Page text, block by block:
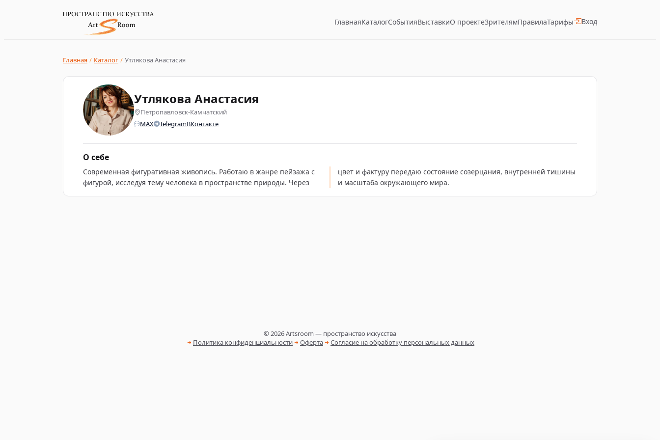
ГлавнаяКаталогСобытияВыставкиО проектеЗрителямПравилаТарифы Вход
Главная / Каталог / Утлякова Анастасия
Утлякова Анастасия
Петропавловск-Камчатский
MAX
TelegramВКонтакте
О себе
Современная фигуративная живопись. Работаю в жанре пейзажа с
фигурой, исследуя тему человека в пространстве природы. Через
цвет и фактуру передаю состояние созерцания, внутренней тишины
и масштаба окружающего мира.
© 2026Artsroom — пространство искусства
Политика конфиденциальности
Оферта Согласие на обработку персональных данных